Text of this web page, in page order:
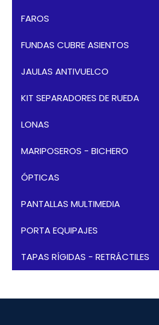
FAROS
FUNDAS CUBRE ASIENTOS
JAULAS ANTIVUELCO
KIT SEPARADORES DE RUEDA
LONAS
MARIPOSEROS - BICHERO
ÓPTICAS
PANTALLAS MULTIMEDIA
PORTA EQUIPAJES
TAPAS RÍGIDAS - RETRÁCTILES